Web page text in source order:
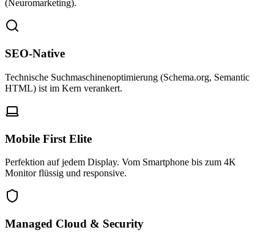
(Neuromarketing).
SEO-Native
Technische Suchmaschinenoptimierung (Schema.org, Semantic
HTML) ist im Kern verankert.
Mobile First Elite
Perfektion auf jedem Display. Vom Smartphone bis zum 4K
Monitor flüssig und responsive.
Managed Cloud & Security